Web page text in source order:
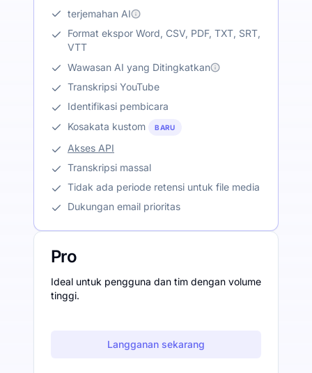
terjemahan AI
Format ekspor Word, CSV, PDF, TXT, SRT,
VTT
Wawasan AI yang Ditingkatkan
Transkripsi YouTube
Identifikasi pembicara
Kosakata kustom
BARU
Akses API
Transkripsi massal
Tidak ada periode retensi untuk file media
Dukungan email prioritas
Pro
Ideal untuk pengguna dan tim dengan volume
tinggi.
Langganan sekarang